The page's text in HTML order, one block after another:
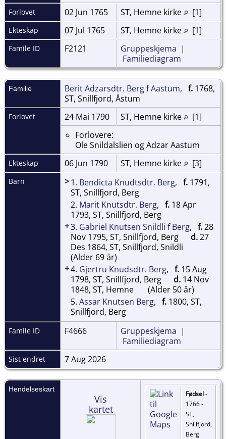
Forlovet 02 Jun 1765 ST, Hemne kirke [1]
Ekteskap 07 Jul 1765 ST, Hemne kirke [1]
Famile ID F2121 Gruppeskjema |
Familiediagram
Familie Berit Adzarsdtr. Berg f Aastum, f. 1768,
ST, Snillfjord, Åstum
Forlovet 24 Mai 1790 ST, Hemne kirke [1]
Forlovere:
Ole Snildalslien og Adzar Aastum
Ekteskap 06 Jun 1790 ST, Hemne kirke [3]
Barn >1. Bendicta Knudtsdtr. Berg, f. 1791,
ST, Snillfjord, Berg
2. Marit Knutsdtr. Berg, f. 18 Apr
1793, ST, Snillfjord, Berg
+3. Gabriel Knutsen Snildli f Berg, f.28
Nov 1795, ST, Snillfjord, Berg
d.27
Des 1864, ST, Snillfjord, Snildli
(Alder 69 år)
+4. Gjertru Knudsdtr. Berg, f. 15 Aug
1798, ST, Snillfjord, Berg
d. 14 Nov
1848, ST, Hemne
(Alder 50 år)
5. Assar Knutsen Berg, f. 1800, ST,
Snillfjord, Berg
Famile ID F4666 Gruppeskjema |
Familiediagram
Sist endret 7 Aug 2026
Hendelseskart
Vis
kartet
Fødsel-
1766 -
ST,
Snillfjord,
Berg